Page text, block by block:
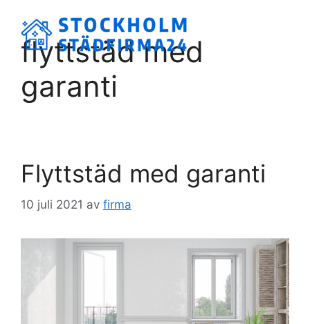
innehållflyttstäd med
garanti
Flyttstäd med garanti
10 juli 2021 av firma